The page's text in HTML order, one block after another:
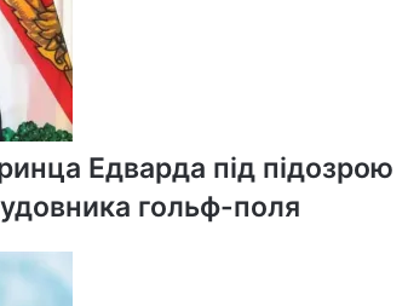
Едварда під підозрою
гольф-поля